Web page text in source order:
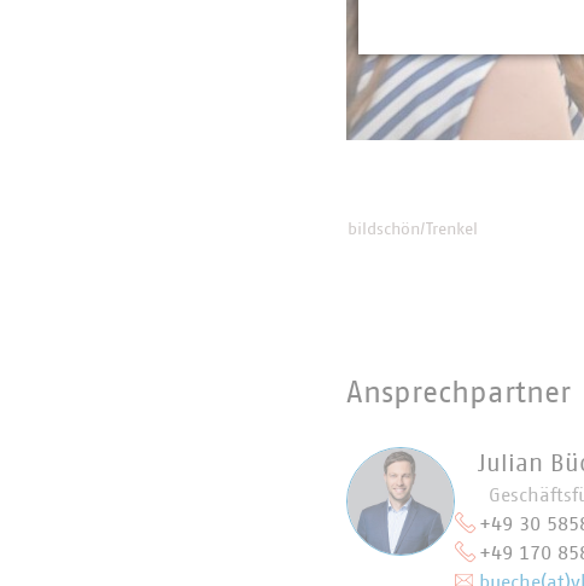
bildschön/Trenkel
Ansprechpartner
Julian
+49 30
+49 170